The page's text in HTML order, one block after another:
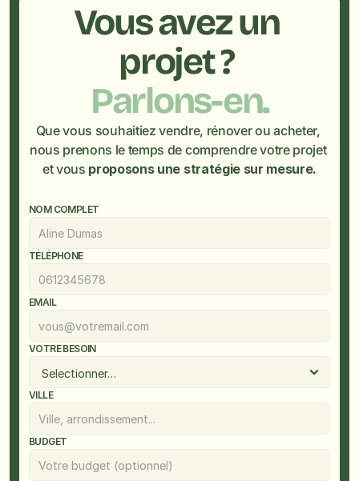
Vous avez un
projet ?
Parlons-en.
Que vous souhaitiez vendre, rénover ou acheter,
nous prenons le temps de comprendre votre projet
et vous proposons une stratégie sur mesure.
NOM COMPLET
TÉLÉPHONE
EMAIL
VOTRE BESOIN
VILLE
BUDGET